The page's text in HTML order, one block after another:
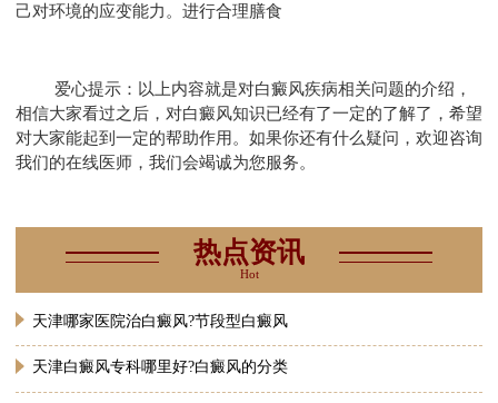
己对环境的应变能力。进行合理膳食
爱心提示：以上内容就是对白癜风疾病相关问题的介绍，
相信大家看过之后，对白癜风知识已经有了一定的了解了，希望
对大家能起到一定的帮助作用。如果你还有什么疑问，欢迎咨询
我们的在线医师，我们会竭诚为您服务。
热点资讯
Hot
天津哪家医院治白癜风?节段型白癜风
天津白癜风专科哪里好?白癜风的分类